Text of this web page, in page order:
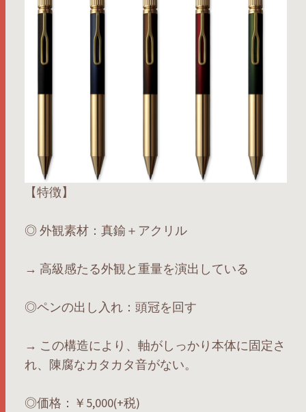
【特徴】
◎ 外観素材：真鍮＋アクリル
→ 高級感たる外観と重量を演出している
◎ペンの出し入れ：頭冠を回す
→ この構造により、軸がしっかり本体に固定さ
れ、陳腐なカタカタ音がない。
◎価格：￥5,000(+税)